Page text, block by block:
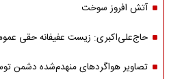
آتش افروز سوخت
حاج‌علی‌اکبری: زیست عفیفانه حقی
تصاویر هواگردهای منهدم‌شده دشمن